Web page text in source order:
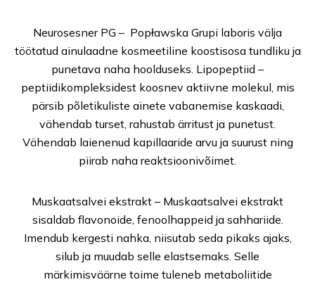
Neurosesner PG – Popławska Grupi laboris välja
töötatud ainulaadne kosmeetiline koostisosa tundliku ja
punetava naha hoolduseks. Lipopeptiid –
peptiidikompleksidest koosnev aktiivne molekul, mis
pärsib põletikuliste ainete vabanemise kaskaadi,
vähendab turset, rahustab ärritust ja punetust.
Vähendab laienenud kapillaaride arvu ja suurust ning
piirab naha reaktsioonivõimet.
Muskaatsalvei ekstrakt – Muskaatsalvei ekstrakt
sisaldab flavonoide, fenoolhappeid ja sahhariide.
Imendub kergesti nahka, niisutab seda pikaks ajaks,
silub ja muudab selle elastsemaks. Selle
märkimisväärne toime tuleneb metaboliitide